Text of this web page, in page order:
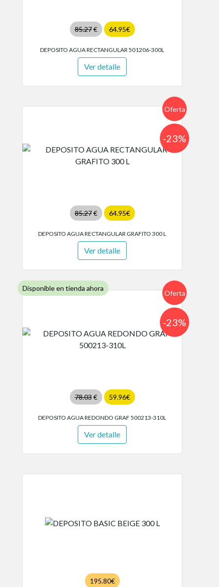
85.27€ 64.95€
DEPOSITO AGUA RECTANGULAR 501206-300L
Ver detalle
Oferta
85.27€ 64.95€
-23%
DEPOSITO AGUA RECTANGULAR GRAFITO 300 L
Ver detalle
Disponible en tienda ahora
Oferta
78.03€ 59.96€
-23%
DEPOSITO AGUA REDONDO GRAF 500213-310L
Ver detalle
195.80€